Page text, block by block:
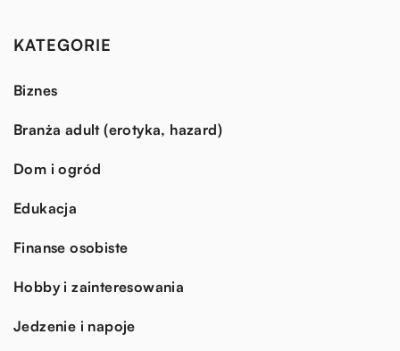
KATEGORIE
Biznes
Branża adult (erotyka, hazard)
Dom i ogród
Edukacja
Finanse osobiste
Hobby i zainteresowania
Jedzenie i napoje